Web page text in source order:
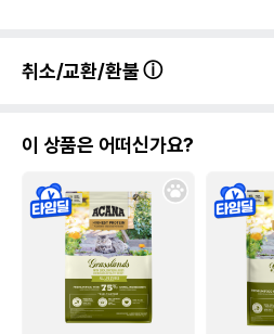
취소/교환/환불
이 상품은 어떠신가요?